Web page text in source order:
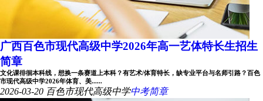
广西百色市现代高级中学2026年高一艺体特长生招生
简章
文化课徘徊本科线，想换一条赛道上本科？有艺术/体育特长，缺专业平台与名师引路？百色
市现代高级中学2026年体育、美......
2026-03-20 百色市现代高级中学中考简章